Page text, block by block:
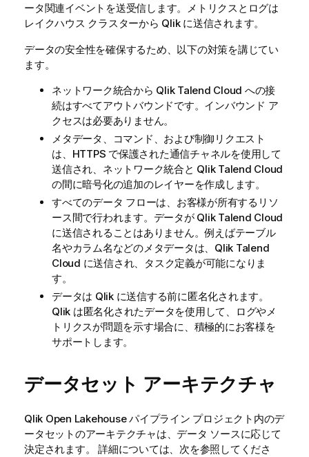
ータ関連イベントを送受信します。メトリクスとログは
レイクハウス クラスターから Qlikに送信されます。
データの安全性を確保するため、以下の対策を講じてい
ます。
ネットワーク統合から Qlik Talend Cloud への接
続はすべてアウトバウンドです。インバウンド ア
クセスは必要ありません。
メタデータ、コマンド、および制御リクエスト
は、HTTPS で保護された通信チャネルを使用して
送信され、ネットワーク統合と Qlik Talend Cloud
の間に暗号化の追加のレイヤーを作成します。
すべてのデータ フローは、お客様が所有するリソ
ース間で行われます。データが Qlik Talend Cloud
に送信されることはありません。例えばテーブル
名やカラム名などのメタデータは、 Qlik Talend
Cloud に送信され、タスク定義が可能になりま
す。
データは Qlikに送信する前に匿名化されます。
Qlik は匿名化されたデータを使用して、ログやメ
トリクスが問題を示す場合に、積極的にお客様を
サポートします。
データセット アーキテクチャ
Qlik Open Lakehouseパイプライン プロジェクト内のデ
ータセットのアーキテクチャは、データ ソースに応じて
決定されます。 詳細については、次を参照してくださ